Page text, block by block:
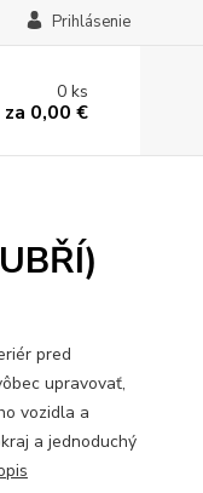
Prihlásenie
0ks
za 0,00 €
pred
upravovať,
vozidla a
a jednoduchý